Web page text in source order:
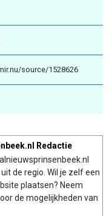
source/1528626
Redactie
de regio. Wil je zelf een
plaatsen? Neem
de mogelijkheden van